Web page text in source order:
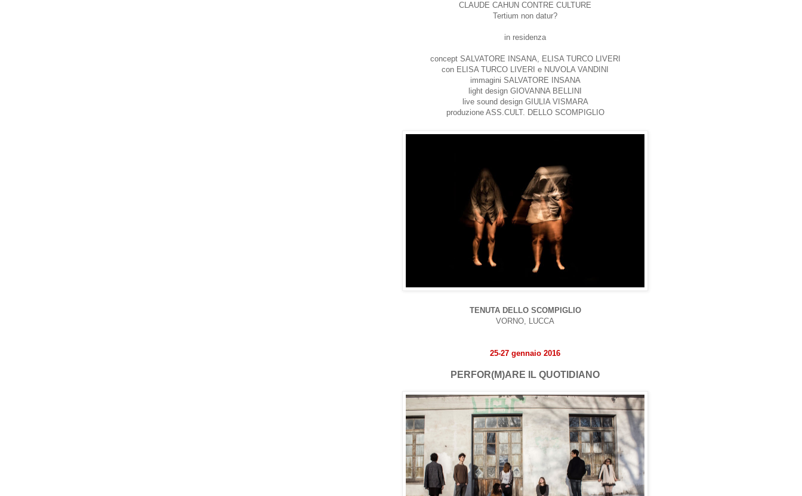
CLAUDE CAHUN CONTRE CULTURE
Tertium non datur?
in residenza
concept SALVATORE INSANA, ELISA TURCO LIVERI
con ELISA TURCO LIVERI e NUVOLA VANDINI
immagini SALVATORE INSANA
light design GIOVANNA BELLINI
live sound design GIULIA VISMARA
produzione ASS.CULT. DELLO SCOMPIGLIO
TENUTA DELLO SCOMPIGLIO
VORNO, LUCCA
25-27 gennaio 2016
PERFOR(M)ARE IL QUOTIDIANO